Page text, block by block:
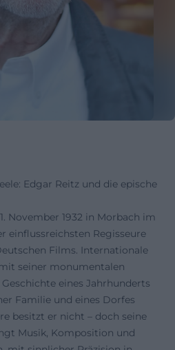
Edgar Reitz und die epische
November 1932 in Morbach im
einflussreichsten Regisseure
Films. Internationale
seiner monumentalen
eines Jahrhunderts
Familie und eines Dorfes
besitzt er nicht – doch seine
Musik, Komposition und